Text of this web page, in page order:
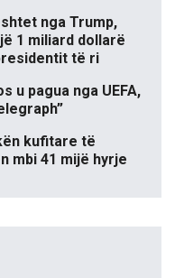
nga Trump,
1 miliard dollarë
të ri
u pagua nga UEFA,
kufitare të
mbi 41 mijë hyrje